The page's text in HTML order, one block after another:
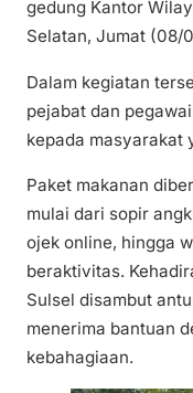
gedung Kantor
Selatan, Jumat (08/
Dalam kegiatan
pejabat dan
kepada masyarakat
Paket makanan
mulai dari sopir
ojek online, hingga
beraktivitas.
Sulsel disambut
menerima bantuan
kebahagiaan.